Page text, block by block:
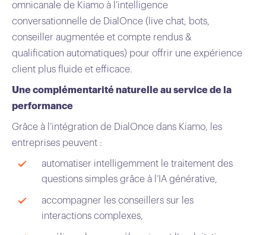
omnicanale de Kiamo à l’intelligence
conversationnelle de DialOnce (live chat, bots,
conseiller augmentée et compte rendus &
qualification automatiques) pour offrir une expérience
client plus fluide et efficace.
Une complémentarité naturelle au service de la
performance
Grâce à l’intégration de DialOnce dans Kiamo, les
entreprises peuvent :
automatiser intelligemment le traitement des
questions simples grâce à l’IA générative,
accompagner les conseillers sur les
interactions complexes,